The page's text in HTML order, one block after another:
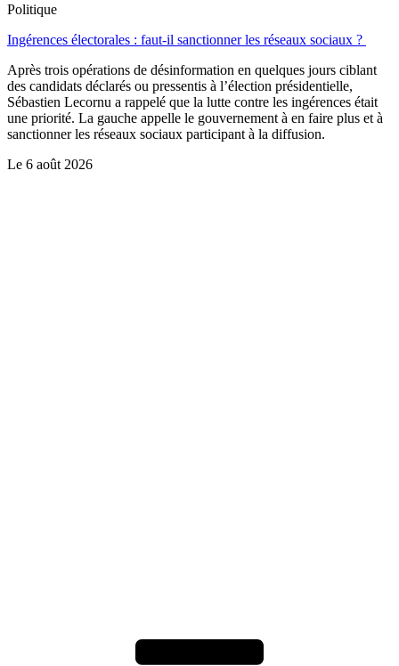
Politique
Ingérences électorales : faut-il sanctionner les réseaux sociaux ?
Après trois opérations de désinformation en quelques jours ciblant
des candidats déclarés ou pressentis à l’élection présidentielle,
Sébastien Lecornu a rappelé que la lutte contre les ingérences était
une priorité. La gauche appelle le gouvernement à en faire plus et à
sanctionner les réseaux sociaux participant à la diffusion.
Le 6 août 2026